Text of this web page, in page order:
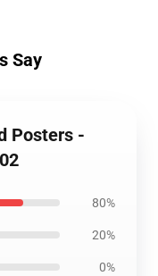
Say
Posters -
80%
20%
0%